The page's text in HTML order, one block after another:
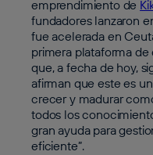
emprendimiento de
fundadores lanzaron
fue acelerada en
primera plataforma
que, a fecha de hoy,
afirman que este es
crecer y madurar
todos los
gran ayuda para
eficiente”.